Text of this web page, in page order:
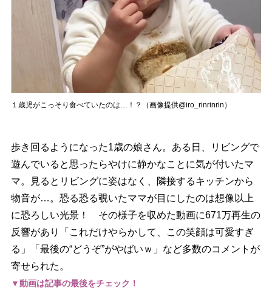
１歳児がこっそり食べていたのは…！？（画像提供@iro_rinrinrin）
歩き回るようになった1歳の娘さん。ある日、リビングで
遊んでいると思ったらやけに静かなことに気が付いたマ
マ。見るとリビングに姿はなく、隣接するキッチンから
物音が…。恐る恐る覗いたママが目にしたのは想像以上
に恐ろしい光景！ その様子を収めた動画に671万再生の
反響があり「これだけやらかして、この笑顔は可愛すぎ
る」「最後の“どうぞ”がやばいｗ」など多数のコメントが
寄せられた。
▼動画は記事の最後をチェック！